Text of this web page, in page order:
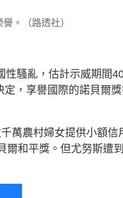
。（路透社）
性騷亂，估計示威期間
定，享譽國際的諾貝爾
萬農村婦女提供小額信
爾和平獎。但尤努斯遭